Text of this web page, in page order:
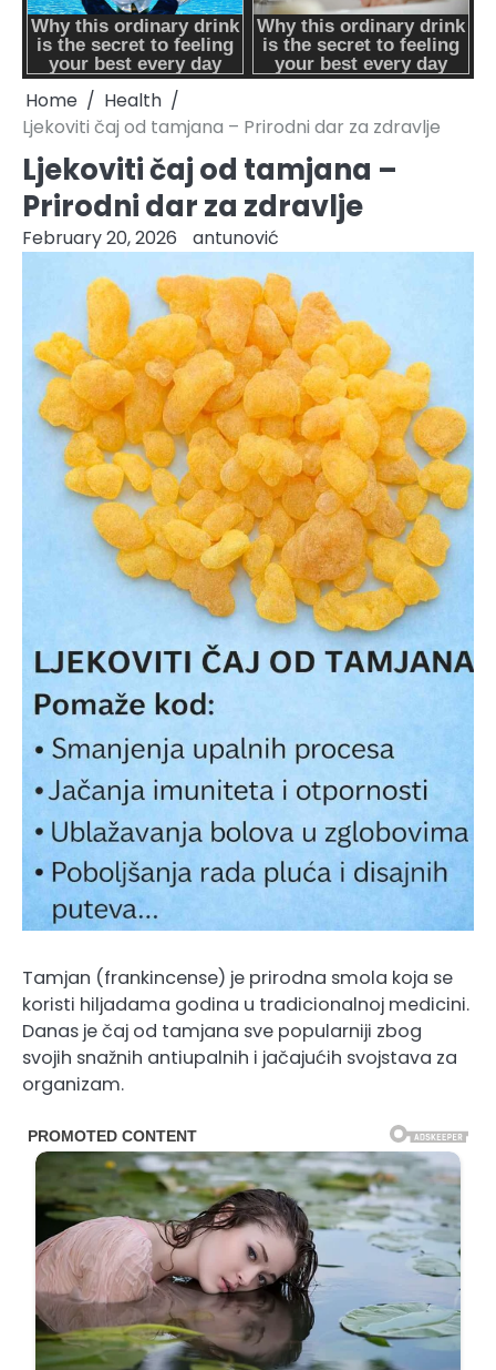
Home
Health
Ljekoviti čaj od tamjana – Prirodni dar za zdravlje
Ljekoviti čaj od tamjana –
Prirodni dar za zdravlje
February 20, 2026 antunović
Tamjan (frankincense) je prirodna smola koja se
koristi hiljadama godina u tradicionalnoj medicini.
Danas je čaj od tamjana sve popularniji zbog
svojih snažnih antiupalnih i jačajućih svojstava za
organizam.